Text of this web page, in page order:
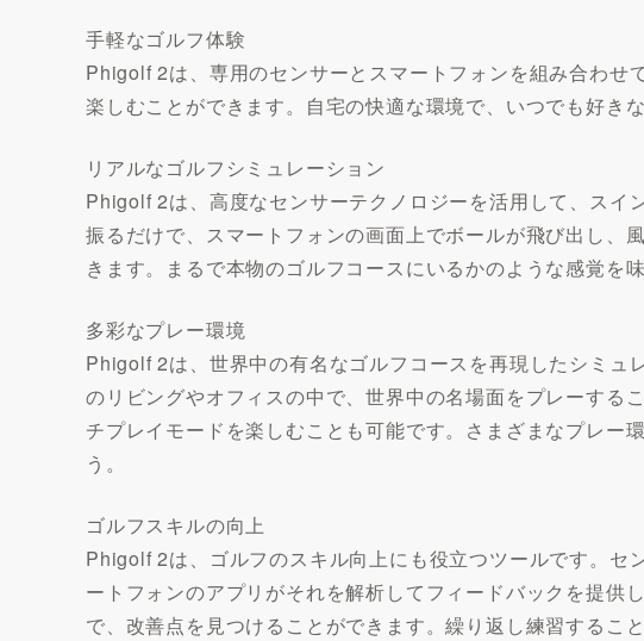
手軽なゴルフ体験
Phigolf 2は、専用のセンサーとスマートフォンを組み合わせ
楽しむことができます。自宅の快適な環境で、いつでも好き
リアルなゴルフシミュレーション
Phigolf 2は、高度なセンサーテクノロジーを活用して、スイ
振るだけで、スマートフォンの画面上でボールが飛び出し、
きます。まるで本物のゴルフコースにいるかのような感覚を味
多彩なプレー環境
Phigolf 2は、世界中の有名なゴルフコースを再現したシミュ
のリビングやオフィスの中で、世界中の名場面をプレーする
チプレイモードを楽しむことも可能です。さまざまなプレー
う。
ゴルフスキルの向上
Phigolf 2は、ゴルフのスキル向上にも役立つツールです。セ
ートフォンのアプリがそれを解析してフィードバックを提供
で、改善点を見つけることができます。繰り返し練習するこ